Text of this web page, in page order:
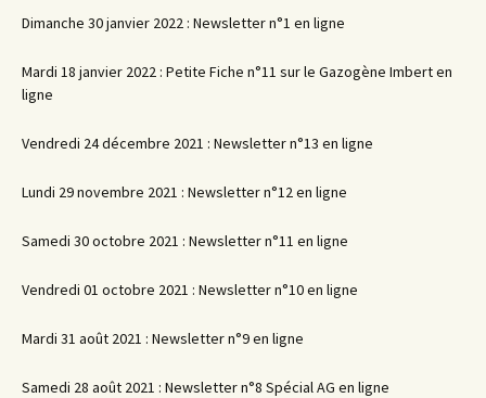
Dimanche 30 janvier 2022 : Newsletter n°1 en ligne
Mardi 18 janvier 2022 : Petite Fiche n°11 sur le Gazogène Imbert en
ligne
Vendredi 24 décembre 2021 : Newsletter n°13 en ligne
Lundi 29 novembre 2021 : Newsletter n°12 en ligne
Samedi 30 octobre 2021 : Newsletter n°11 en ligne
Vendredi 01 octobre 2021 : Newsletter n°10 en ligne
Mardi 31 août 2021 : Newsletter n°9 en ligne
Samedi 28 août 2021 : Newsletter n°8 Spécial AG en ligne